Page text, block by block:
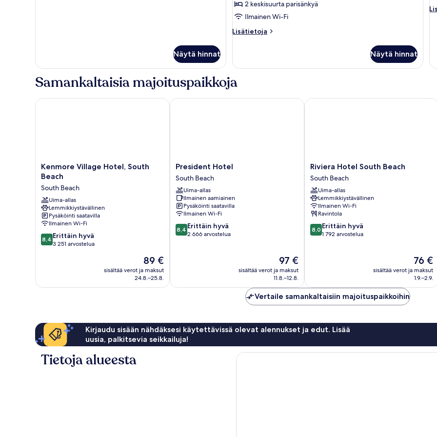
Näytä hinnat
kuvat2 keskisuurta parisänkyä
Ilmainen Wi-Fi
Lisätietoja
Lisätietoja
keskisuurta
näköala
Näytä hinnat
Samankaltaisia majoituspaikkoja
Kenmore
Village
South
Beach
South
Beach
Kenmore Village Hotel, South
Beach
South Beach
Uima-allas
Lemmikkiystävällinen
Pysäköinti saatavilla
Ilmainen Wi-Fi
8.4
kautta
arvostelua
8,4 Erittäin hyvä
3 251 arvostelua
Hinta
on
89 €
89 €
sisältää verot ja maksut
24.8.–25.8.
Kenmore Village Hotel, South Beach
President
Hotel
South
Beach
President Hotel
South Beach
Uima-allas
Ilmainen aamiainen
Pysäköinti saatavilla
Ilmainen Wi-Fi
8.4
kautta
8,4 Erittäin hyvä
2 666 arvostelua
Hinta
on
97 €
97 €
sisältää verot ja maksut
11.8.–12.8.
President Hotel
Riviera
Hotel
South
Beach
South
Beach
Riviera Hotel South Beach
South Beach
Uima-allas
Lemmikkiystävällinen
Ilmainen Wi-Fi
Ravintola
8.0
kautta
8,0 Erittäin hyvä
1 792 arvostelua
Hinta
on
76 €
76 €
sisältää verot ja maksut
1.9.–2.9.
Riviera Hotel South Beach
Vertaile samankaltaisiin majoituspaikkoihin
Kirjaudu sisään nähdäksesi käytettävissä olevat alennukset ja edut. Lisää
uusia, palkitsevia seikkailuja!
Tietoja alueesta